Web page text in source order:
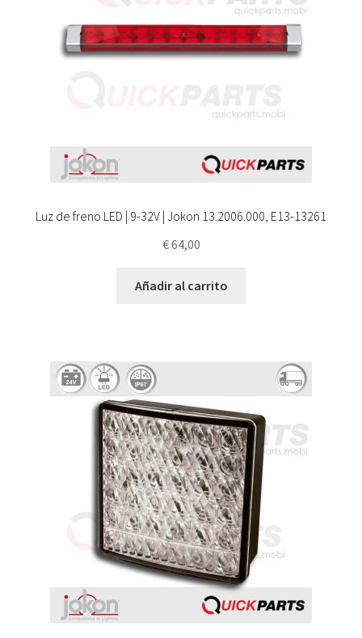
Luz de freno LED | 9-32V | Jokon 13.2006.000, E13-13261
€64,00
Añadir al carrito